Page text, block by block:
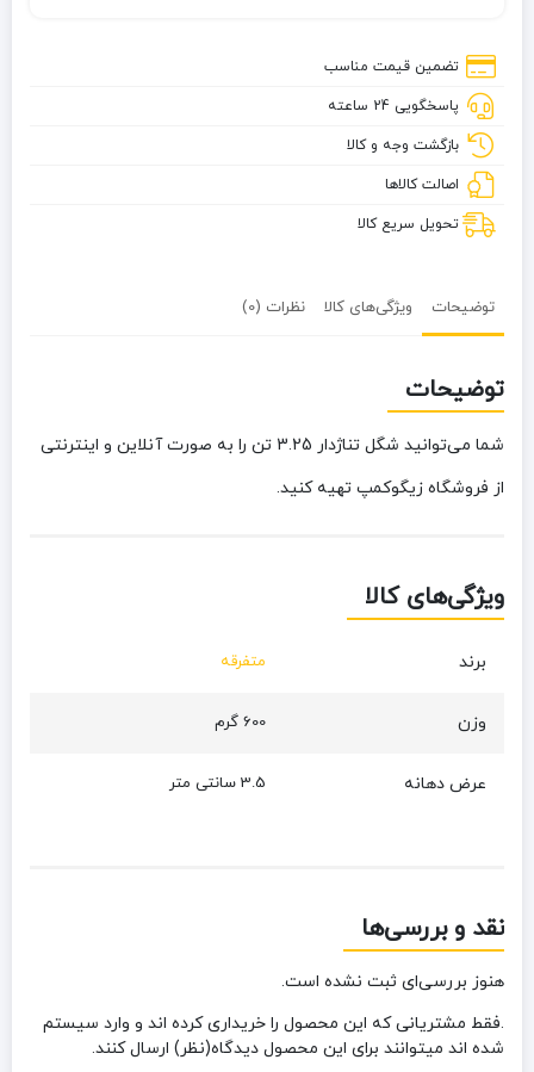
تضمین قیمت مناسب
پاسخگویی 24 ساعته
بازگشت وجه و کالا
اصالت کالاها
تحویل سریع کالا
توضیحات ویژگی‌های کالا نظرات (0)
توضیحات
شما می‌توانید شگل تناژدار 3.25 تن را به صورت آنلاین و اینترنتی
از فروشگاه زیگوکمپ تهیه کنید.
ویژگی‌های کالا
برند متفرقه
وزن 600 گرم
عرض دهانه 3.5 سانتی متر
نقد و بررسی‌ها
هنوز بررسی‌ای ثبت نشده است.
.فقط مشتریانی که این محصول را خریداری کرده اند و وارد سیستم
شده اند میتوانند برای این محصول دیدگاه(نظر) ارسال کنند.